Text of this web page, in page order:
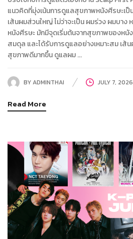
แนวคิดที่มุ่งเน้นการดูแลสุขภาพหนังศีรษะเ
เส้นผมส่วนใหญ่ ไม่ว่าจะเป็น ผมร่วง ผมบาง
หนังศีรษะ มักมีจุดเริ่มต้นจากสุขภาพของหนั
สมดุล และได้รับการดูแลอย่างเหมาะสม เส้
สุขภาพดีมากขึ้น ดูแลผม ...
BYADMINTHAI JULY 7, 2026
Read More